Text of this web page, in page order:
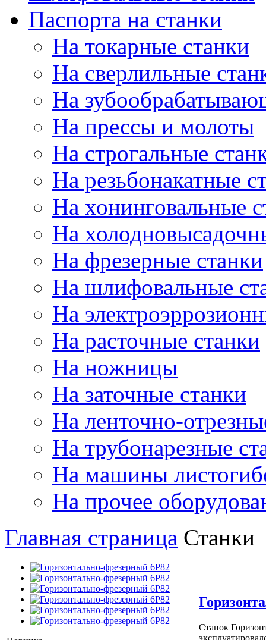
Паспорта на станки
На токарные станки
На сверлильные
На
На прессы и молоты
На строгальные
На резьбонакатные
На хонинговальные
На
На фрезерные станки
На шлифовальные
На
На расточные станки
На ножницы
На заточные станки
На ленточно-
На трубонарезные
На машины
На прочее
Главная страница Станки
Станок